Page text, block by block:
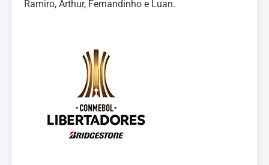
Ramiro, Arthur, Fernandinho e Luan.